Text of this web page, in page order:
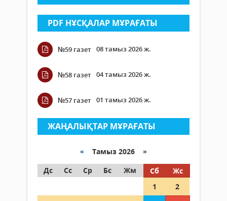
PDF НҰСҚАЛАР МҰРАҒАТЫ
№59 газет 08 тамыз 2026 ж.
№58 газет 04 тамыз 2026 ж.
№57 газет 01 тамыз 2026 ж.
ЖАҢАЛЫҚТАР МҰРАҒАТЫ
« Тамыз 2026 »
Дс
Сс Ср Бс Жм Сб
Жс
1
2